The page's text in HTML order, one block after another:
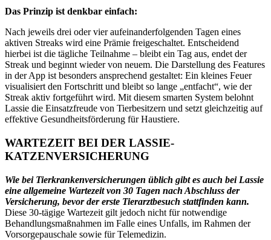
Das Prinzip ist denkbar einfach:
Nach jeweils drei oder vier aufeinanderfolgenden Tagen eines
aktiven Streaks wird eine Prämie freigeschaltet. Entscheidend
hierbei ist die tägliche Teilnahme – bleibt ein Tag aus, endet der
Streak und beginnt wieder von neuem. Die Darstellung des Features
in der App ist besonders ansprechend gestaltet: Ein kleines Feuer
visualisiert den Fortschritt und bleibt so lange „entfacht“, wie der
Streak aktiv fortgeführt wird. Mit diesem smarten System belohnt
Lassie die Einsatzfreude von Tierbesitzern und setzt gleichzeitig auf
effektive Gesundheitsförderung für Haustiere.
WARTEZEIT BEI DER LASSIE-
KATZENVERSICHERUNG
Wie bei Tierkrankenversicherungen üblich gibt es auch bei Lassie
eine allgemeine Wartezeit von 30 Tagen nach Abschluss der
Versicherung, bevor der erste Tierarztbesuch stattfinden kann.
Diese 30-tägige Wartezeit gilt jedoch nicht für notwendige
Behandlungsmaßnahmen im Falle eines Unfalls, im Rahmen der
Vorsorgepauschale sowie für Telemedizin.